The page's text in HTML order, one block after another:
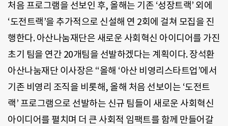
처음 프로그램을 선보인 후, 올해는 기존 ‘성장트랙’ 외에
‘도전트랙’을 추가적으로 신설해 연 2회에 걸쳐 모집을 진
행한다. 아산나눔재단은 새로운 사회혁신 아이디어를 가진
초기 팀을 연간 20개팀을 선발하겠다는 계획이다. 장석환
아산나눔재단 이사장은 “올해 ‘아산 비영리스타트업’에서
기존 비영리 조직을 비롯해, 올해 처음 선보이는 ‘도전트
랙’ 프로그램으로 선발하는 신규 팀들이 새로운 사회혁신
아이디어를 펼치며 더 큰 사회적 임팩트를 함께 만들어갈